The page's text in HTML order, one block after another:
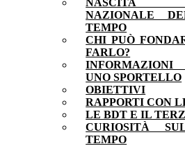
NASCITA
NAZIONALE
TEMPO
CHI PUÒ
FARLO?
UNO SPORTELLO
OBIETTIVI
RAPPORTI CON
LE BDT E IL
CURIOSITÀ
TEMPO